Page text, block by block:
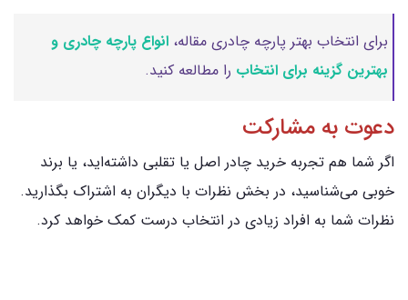
برای انتخاب بهتر پارچه چادری مقاله، انواع پارچه چادری و
بهترین گزینه برای انتخاب را مطالعه کنید.
دعوت به مشارکت
اگر شما هم تجربه خرید چادر اصل یا تقلبی داشته‌اید، یا برند
خوبی می‌شناسید، در بخش نظرات با دیگران به اشتراک بگذارید.
نظرات شما به افراد زیادی در انتخاب درست کمک خواهد کرد.